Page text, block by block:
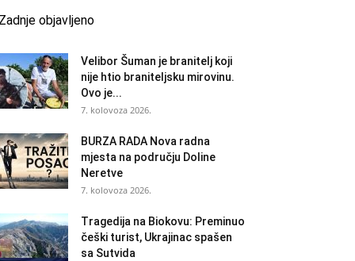
objavljeno
Velibor Šuman je branitelj koji
nije htio braniteljsku mirovinu.
Ovo je...
7. kolovoza 2026.
BURZA RADA Nova radna
mjesta na području Doline
Neretve
7. kolovoza 2026.
Tragedija na Biokovu: Preminuo
češki turist, Ukrajinac spašen
sa Sutvida